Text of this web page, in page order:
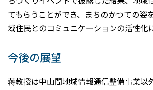
てもらうことができ、まちのかつての姿
域住民とのコミュニケーションの活性化
今後の展望
蒋教授は中山間地域情報通信整備事業以